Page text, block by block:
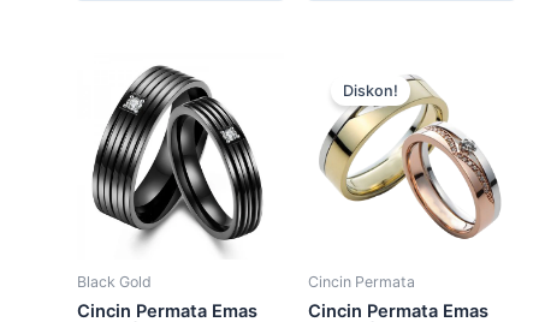
Black Gold
Cincin Permata Emas
Produk
ini
memiliki
beberapa
varian.
Pilihan
ini
Diskon!
Cincin Permata
Cincin Permata Emas
ini
memiliki
beberapa
varian.
Pilihan